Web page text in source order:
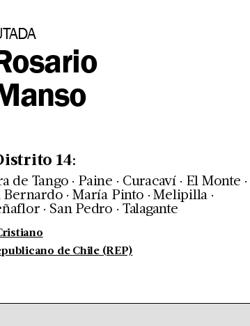
14:
de Tango . Paine . Curacaví . El Monte .
Bernardo . María Pinto . Melipilla .
. San Pedro . Talagante
de Chile (REP)